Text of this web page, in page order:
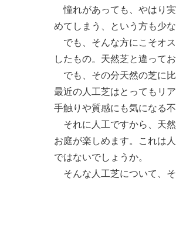
憧れがあっても、やはり
めてしまう、という方も少
でも、そんな方にこそオ
したもの。天然芝と違って
でも、その分天然の芝に
最近の人工芝はとってもリ
手触りや質感にも気になる
それに人工ですから、天
お庭が楽しめます。これは
ではないでしょうか。
そんな人工芝について、